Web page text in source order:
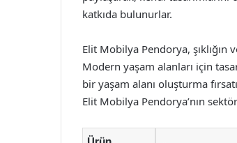
katkıda bulunurlar.
Elit Mobilya Pendorya, şıklığın
Modern yaşam alanları için
bir yaşam alanı oluşturma
Elit Mobilya Pendorya’nın